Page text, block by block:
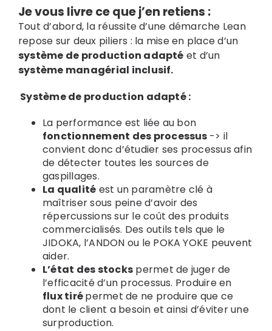
Je vous livre ce que j’en retiens :
Tout d’abord, la réussite d’une démarche Lean
repose sur deux piliers : la mise en place d’un
système de production adapté et d’un
système managérial inclusif.
Système de production adapté :
La performance est liée au bon
fonctionnement des processus -> il
convient donc d’étudier ses processus afin
de détecter toutes les sources de
gaspillages.
La qualité est un paramètre clé à
maîtriser sous peine d’avoir des
répercussions sur le coût des produits
commercialisés. Des outils tels que le
JIDOKA, l’ANDON ou le POKA YOKE peuvent
aider.
L’état des stocks permet de juger de
l’efficacité d’un processus. Produire en
flux tirépermet de ne produire que ce
dont le client a besoin et ainsi d’éviter une
surproduction.